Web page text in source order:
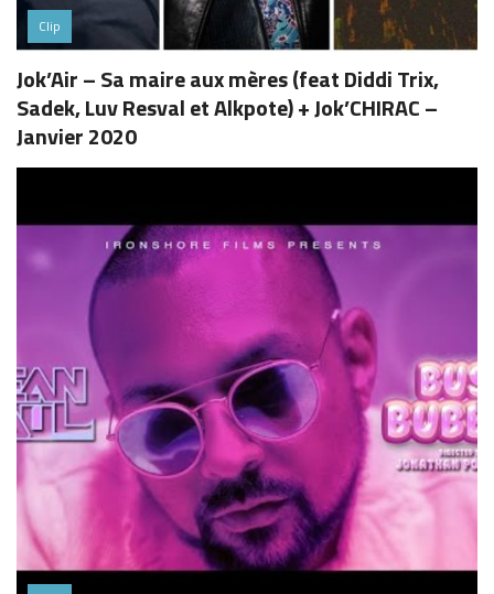
Clip
Jok’Air – Sa maire aux mères (feat Diddi Trix,
Sadek, Luv Resval et Alkpote) + Jok’CHIRAC –
Janvier 2020